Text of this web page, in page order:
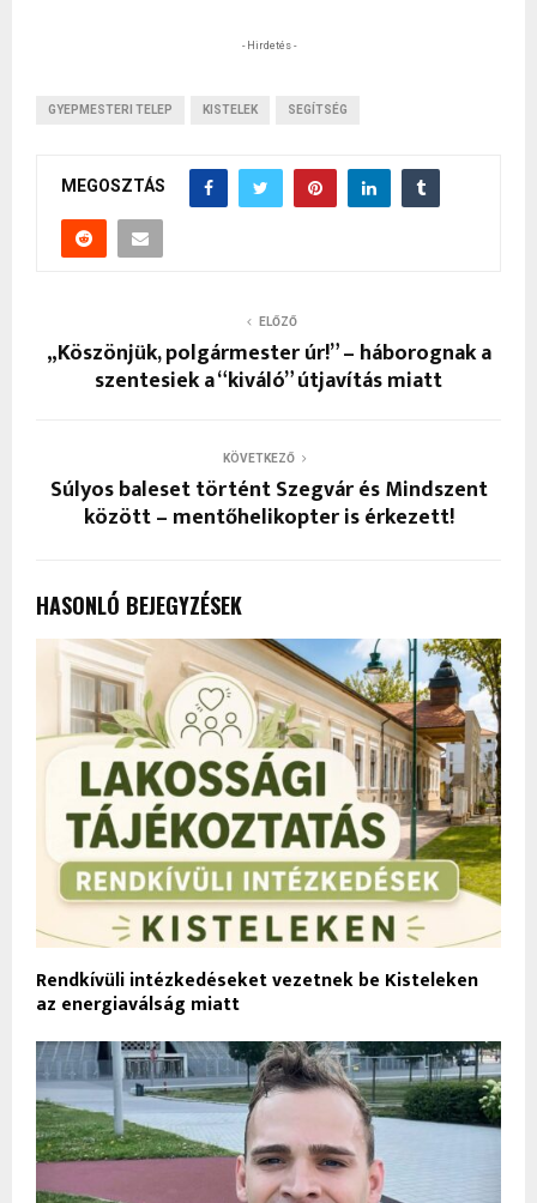
- Hirdetés -
GYEPMESTERI TELEP KISTELEK SEGÍTSÉG
MEGOSZTÁS
ELŐZŐ
„Köszönjük, polgármester úr!” – háborognak a
szentesiek a “kiváló” útjavítás miatt
KÖVETKEZŐ
Súlyos baleset történt Szegvár és Mindszent
között – mentőhelikopter is érkezett!
HASONLÓ BEJEGYZÉSEK
Rendkívüli intézkedéseket vezetnek be Kisteleken
az energiaválság miatt